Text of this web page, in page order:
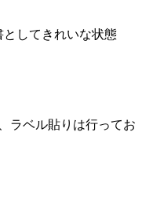
してきれいな状態
ラベル貼りは行ってお